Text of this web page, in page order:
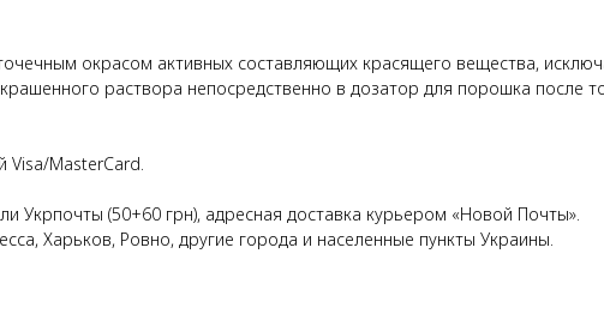
окрасом активных составляющих красящего вещества,
раствора непосредственно в дозатор для порошка после
Visa/MasterCard.
Укрпочты (50+60 грн), адресная доставка курьером «Новой Почты».
Харьков, Ровно, другие города и населенные пункты Украины.